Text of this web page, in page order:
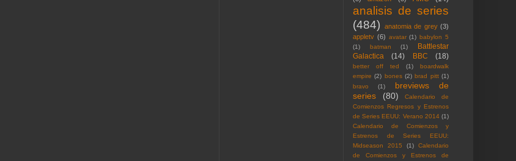
analisis de series
(484)
anatomia de grey (3)
appletv (6) avatar (1) babylon 5
(1)
batman (1)
Battlestar
Galactica
(14) BBC (18)
better off ted (1)
boardwalk
empire (2) bones (2) brad pitt (1)
bravo
(1)
breviews de
series
(80)
Calendario de
Comienzos Regresos y Estrenos
de Series EEUU: Verano 2014 (1)
Calendario de Comienzos y
Estrenos de Series EEUU:
Midseason 2015
(1)
Calendario
de Comienzos y Estrenos de